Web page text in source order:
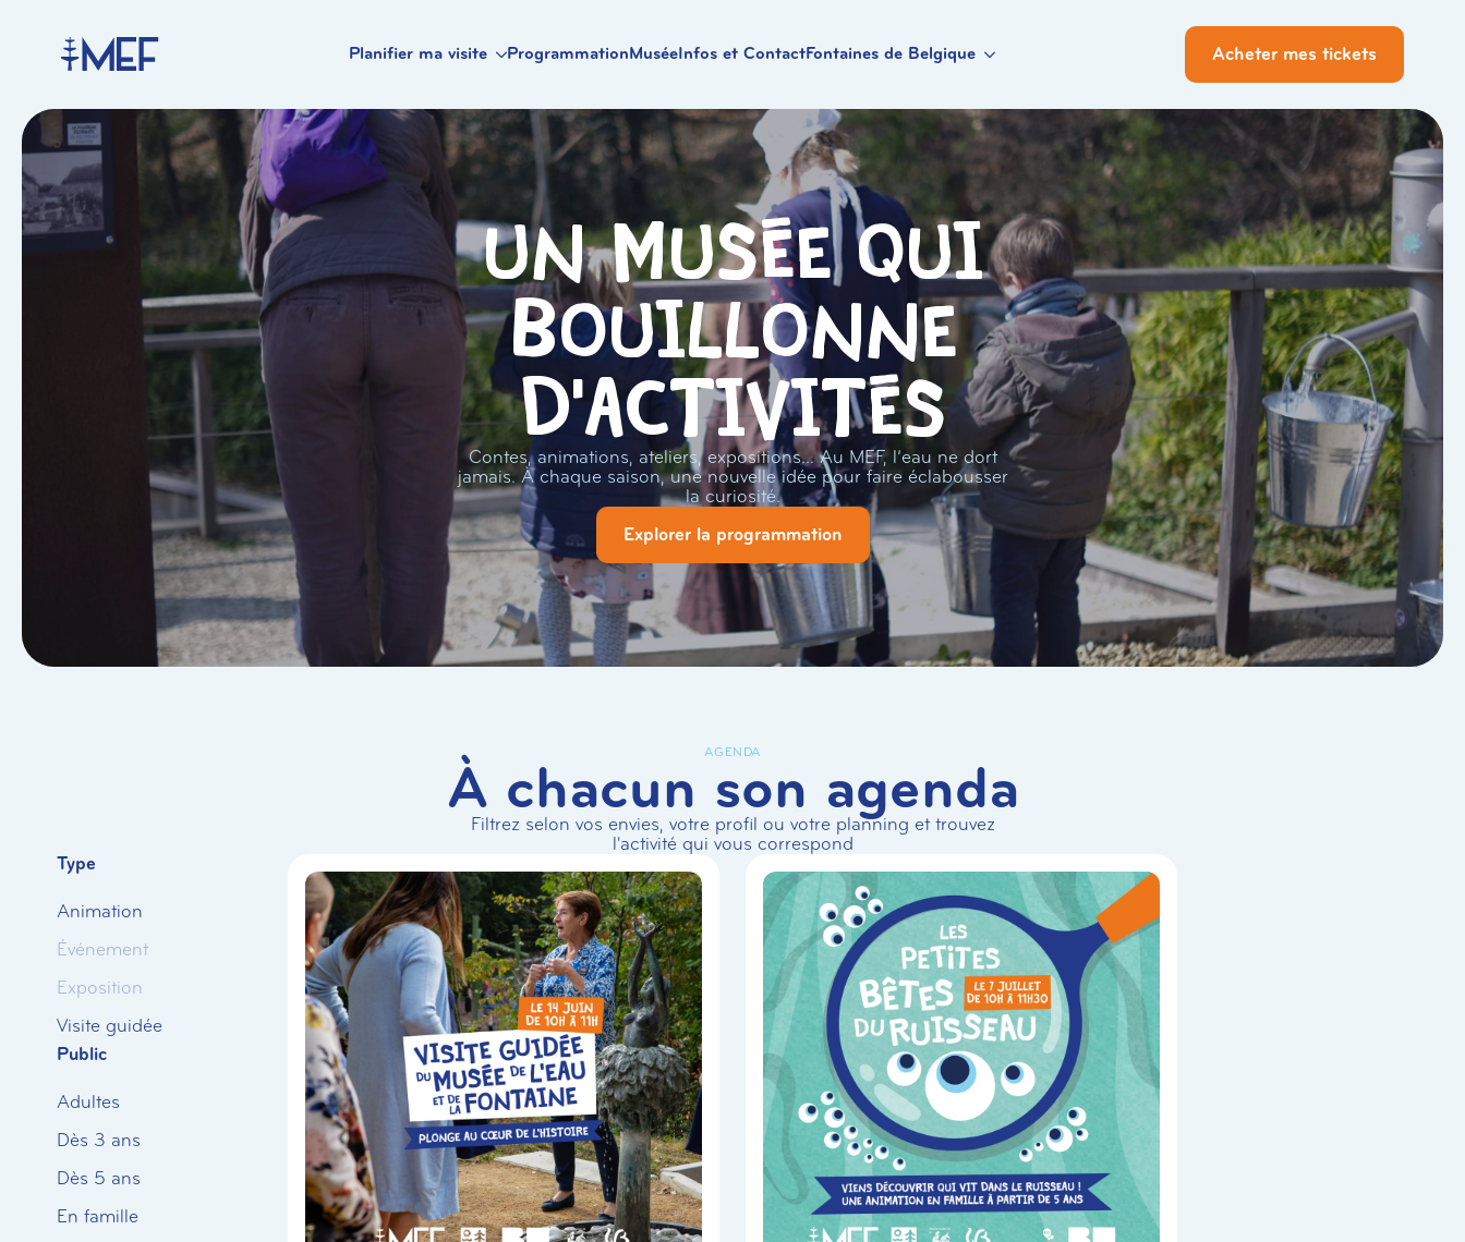
Planifier ma visite ProgrammationMuséeInfos et ContactFontaines de Belgique Acheter mes tickets
Un musée qui
bouillonne
d'activités
Contes, animations, ateliers, expositions… Au MEF, l’eau ne dort
jamais. À chaque saison, une nouvelle idée pour faire éclabousser
la curiosité.
Explorer la programmation
AGENDA
À chacun son agenda
Filtrez selon vos envies, votre profil ou votre planning et trouvez
l'activité qui vous correspond
Type
Animation
Événement
Exposition
Visite guidée
Public
Adultes
Dès 3 ans
Dès 5 ans
En famille